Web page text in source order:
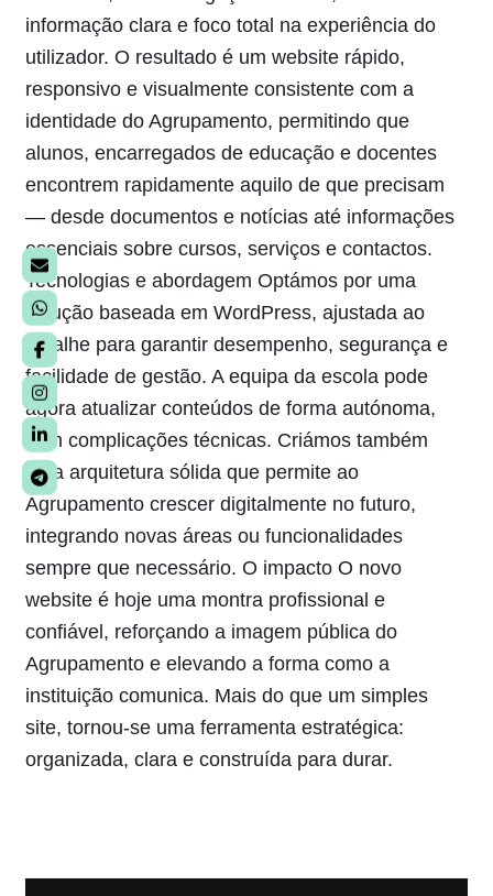
informação clara e foco total na experiência do
utilizador. O resultado é um website rápido,
responsivo e visualmente consistente com a
identidade do Agrupamento, permitindo que
alunos, encarregados de educação e docentes
encontrem rapidamente aquilo de que precisam
— desde documentos e notícias até informações
essenciais sobre cursos, serviços e contactos.
Tecnologias e abordagem Optámos por uma
solução baseada em WordPress, ajustada ao
detalhe para garantir desempenho, segurança e
facilidade de gestão. A equipa da escola pode
agora atualizar conteúdos de forma autónoma,
sem complicações técnicas. Criámos também
uma arquitetura sólida que permite ao
Agrupamento crescer digitalmente no futuro,
integrando novas áreas ou funcionalidades
sempre que necessário. O impacto O novo
website é hoje uma montra profissional e
confiável, reforçando a imagem pública do
Agrupamento e elevando a forma como a
instituição comunica. Mais do que um simples
site, tornou-se uma ferramenta estratégica:
organizada, clara e construída para durar.